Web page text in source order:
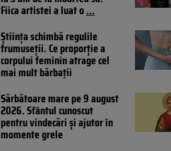
Fiica artistei a luat o...
Știința schimbă regulile
frumuseții. Ce proporție a
corpului feminin atrage cel
mai mult bărbații
Sărbătoare mare pe 9 august
2026. Sfântul cunoscut
pentru vindecări și ajutor în
momente grele